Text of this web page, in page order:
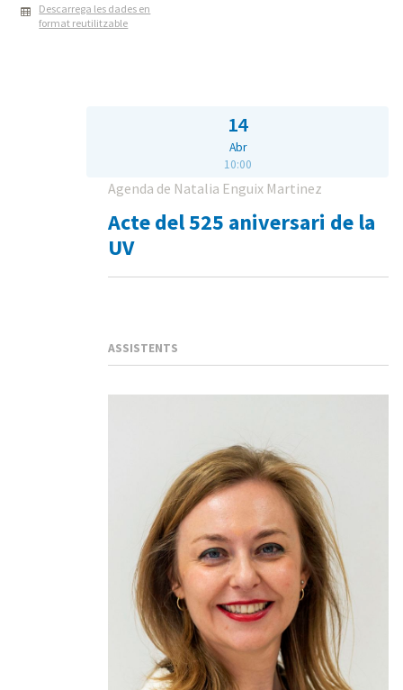
Descarrega les dades en
format reutilitzable
14
Abr
10:00
Agenda de Natalia Enguix Martinez
Acte del 525 aniversari de la
UV
ASSISTENTS